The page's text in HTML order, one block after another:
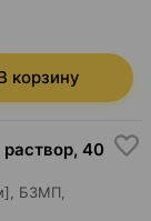
корзину
, 40
БЗМП